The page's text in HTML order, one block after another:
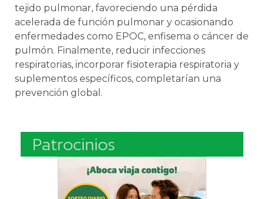
tejido pulmonar, favoreciendo una pérdida
acelerada de función pulmonar y ocasionando
enfermedades como EPOC, enfisema o cáncer de
pulmón. Finalmente, reducir infecciones
respiratorias, incorporar fisioterapia respiratoria y
suplementos específicos, completarían una
prevención global.
Patrocinios